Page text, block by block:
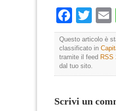
Questo articolo è
classificato in
tramite il feed RSS
dal tuo sito.
Scrivi un